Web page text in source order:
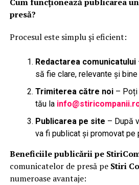
presă?
Procesul este simplu și eficient:
Redactarea comunicatului
să fie clare, relevante și
Trimiterea către noi– Poți
tău la
Publicarea pe site – După
va fi publicat și promovat pe
Beneficiile publicării pe
comunicatelor de presă pe Stiri
numeroase avantaje: